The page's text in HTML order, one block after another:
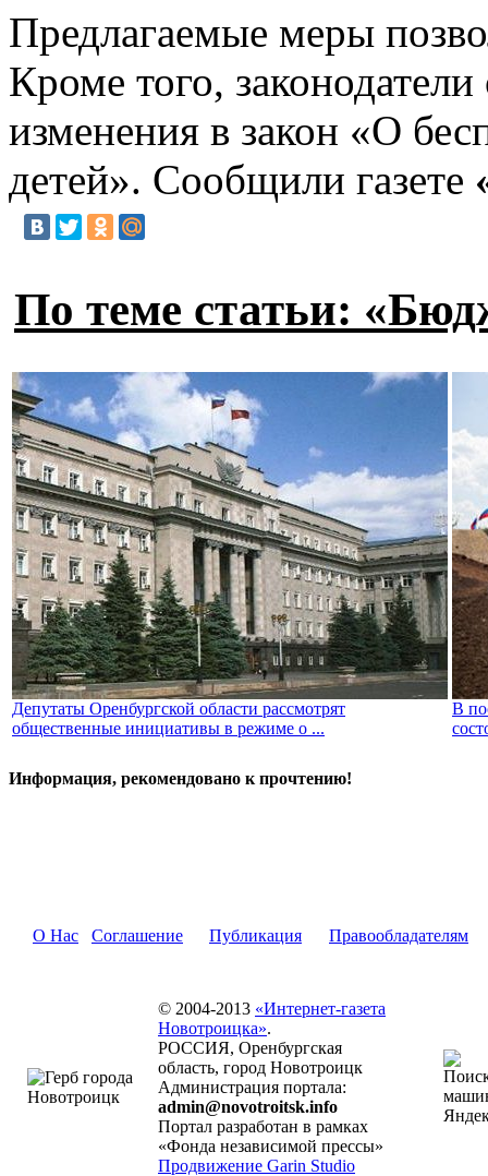
Предлагаемые меры
Кроме того,
изменения в закон «О
детей». Сообщили газете
По теме статьи:
Депутаты Оренбургской области рассмотрят
общественные инициативы в режиме о ...
В
Информация, рекомендовано к прочтению!
О Нас Соглашение Публикация Правообладателям
© 2004-2013 «Интернет-газета
Новотроицка».
РОССИЯ, Оренбургская
область, город Новотроицк
Администрация портала:
admin@novotroitsk.info
Портал разработан в рамках
«Фонда независимой прессы»
Продвижение Garin Studio